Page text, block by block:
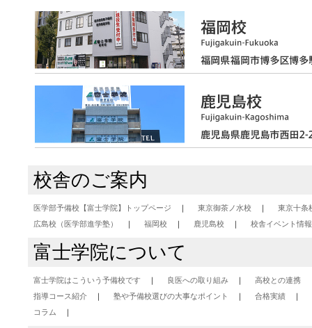
校舎のご案内
医学部予備校【富士学院】トップページ 東京御茶ノ水校
東京十条
広島校（医学部進学塾）
福岡校 鹿児島校 校舎イベント情報
富士学院について
富士学院はこういう予備校です 良医への取り組み
高校との連携
指導コース紹介
塾や予備校選びの大事なポイント
合格実績
コラム